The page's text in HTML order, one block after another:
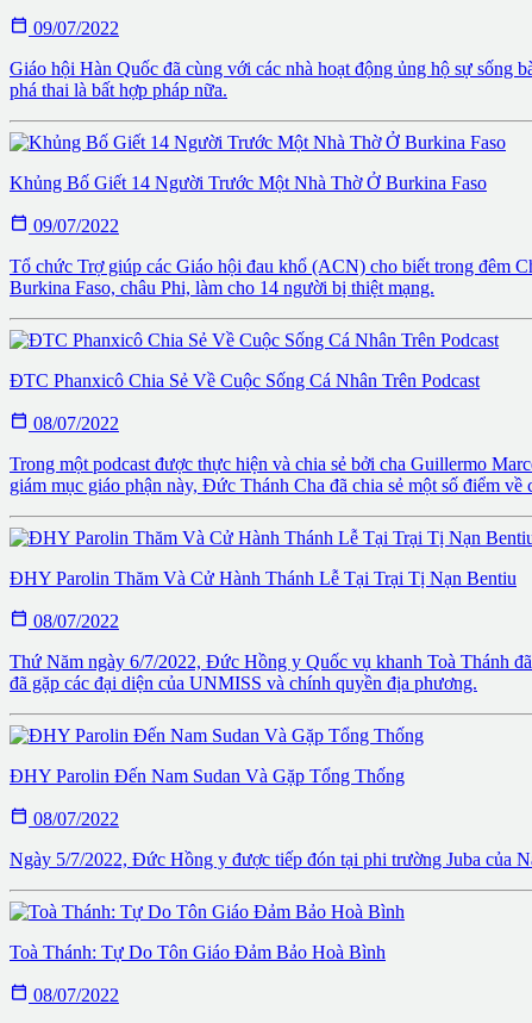
 09/07/2022
Giáo hội Hàn Quốc đã cùng với các nhà hoạt động ủng hộ sự sống
phá thai là bất hợp pháp nữa.
Khủng Bố Giết 14 Người Trước Một Nhà Thờ Ở Burkina Faso
 09/07/2022
Tổ chức Trợ giúp các Giáo hội đau khổ (ACN) cho biết trong đêm
Burkina Faso, châu Phi, làm cho 14 người bị thiệt mạng.
ĐTC Phanxicô Chia Sẻ Về Cuộc Sống Cá Nhân Trên Podcast
 08/07/2022
Trong một podcast được thực hiện và chia sẻ bởi cha Guillermo
giám mục giáo phận này, Đức Thánh Cha đã chia sẻ một số điểm
ĐHY Parolin Thăm Và Cử Hành Thánh Lễ Tại Trại Tị Nạn Bentiu
 08/07/2022
Thứ Năm ngày 6/7/2022, Đức Hồng y Quốc vụ khanh Toà Thánh
đã gặp các đại diện của UNMISS và chính quyền địa phương.
ĐHY Parolin Đến Nam Sudan Và Gặp Tổng Thống
 08/07/2022
Ngày 5/7/2022, Đức Hồng y được tiếp đón tại phi trường Juba của
Toà Thánh: Tự Do Tôn Giáo Đảm Bảo Hoà Bình
 08/07/2022